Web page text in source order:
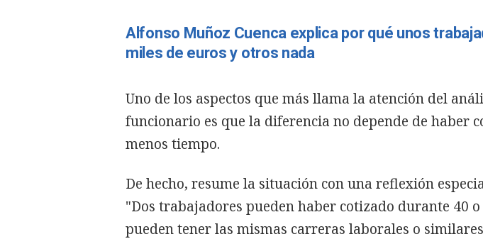
Alfonso Muñoz Cuenca explica por qué unos
miles de euros y otros nada
Uno de los aspectos que más llama la atención del
funcionario es que la diferencia no depende de haber
menos tiempo.
De hecho, resume la situación con una reflexión
"Dos trabajadores pueden haber cotizado durante 40 o
pueden tener las mismas carreras laborales o